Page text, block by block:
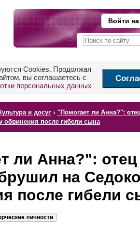
Войти
Cookies. Продолжая
вы соглашаетесь с
персональных данных
и досуг › "Помогает ли Анна?":
обвинения после гибели сына
ли Анна?": отец
на
после гибели
личности